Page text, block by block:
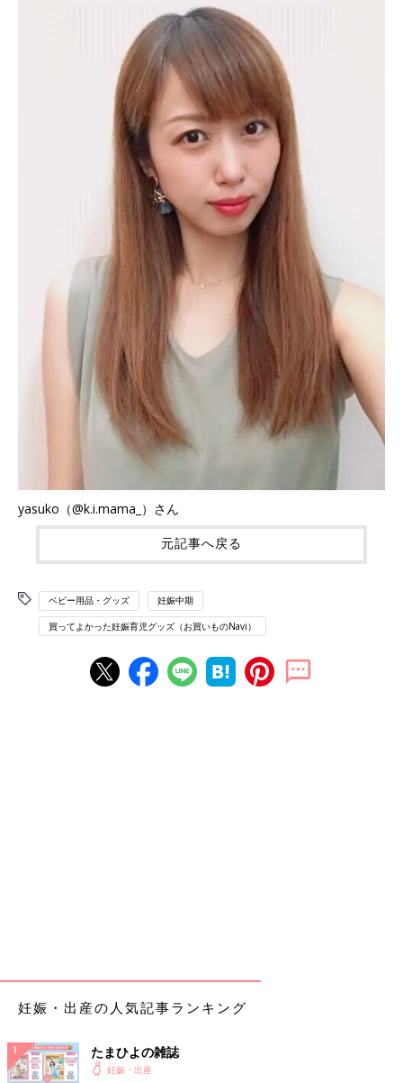
yasuko（@k.i.mama_）さん
元記事へ戻る
ベビー用品・グッズ 妊娠中期
買ってよかった妊娠育児グッズ（お買いものNavi）
妊娠・出産の人気記事ランキング
たまひよの雑誌
妊娠・出産